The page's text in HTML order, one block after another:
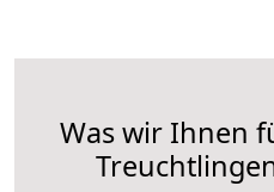
Was wir Ihnen